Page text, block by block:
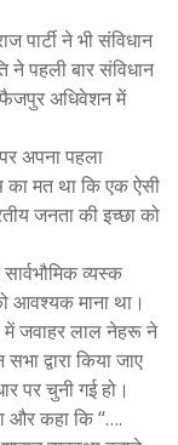
पार्टी ने भी संविधान
ने पहली बार संविधान
अधिवेशन में
अपना पहला
मत था कि एक ऐसी
जनता की इच्छा को
व्यस्क
आवश्यक माना था।
जवाहर लाल नेहरू ने
द्वारा किया जाए
पर चुनी गई हो।
और कहा कि “….